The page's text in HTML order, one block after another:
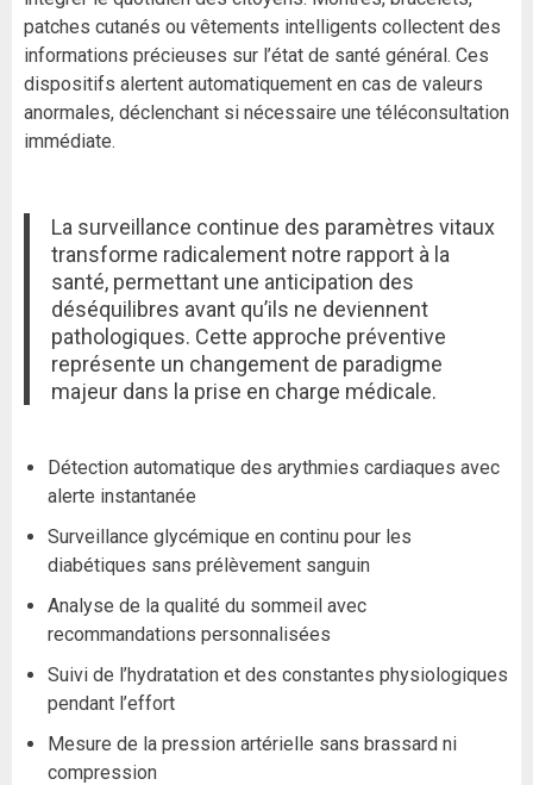
patches cutanés ou vêtements intelligents collectent des
informations précieuses sur l’état de santé général. Ces
dispositifs alertent automatiquement en cas de valeurs
anormales, déclenchant si nécessaire une téléconsultation
immédiate.
La surveillance continue des paramètres vitaux
transforme radicalement notre rapport à la
santé, permettant une anticipation des
déséquilibres avant qu’ils ne deviennent
pathologiques. Cette approche préventive
représente un changement de paradigme
majeur dans la prise en charge médicale.
Détection automatique des arythmies cardiaques avec
alerte instantanée
Surveillance glycémique en continu pour les
diabétiques sans prélèvement sanguin
Analyse de la qualité du sommeil avec
recommandations personnalisées
Suivi de l’hydratation et des constantes physiologiques
pendant l’effort
Mesure de la pression artérielle sans brassard ni
compression